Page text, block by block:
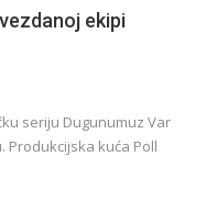
ekipi
seriju Dugunumuz Var
Produkcijska kuća Poll